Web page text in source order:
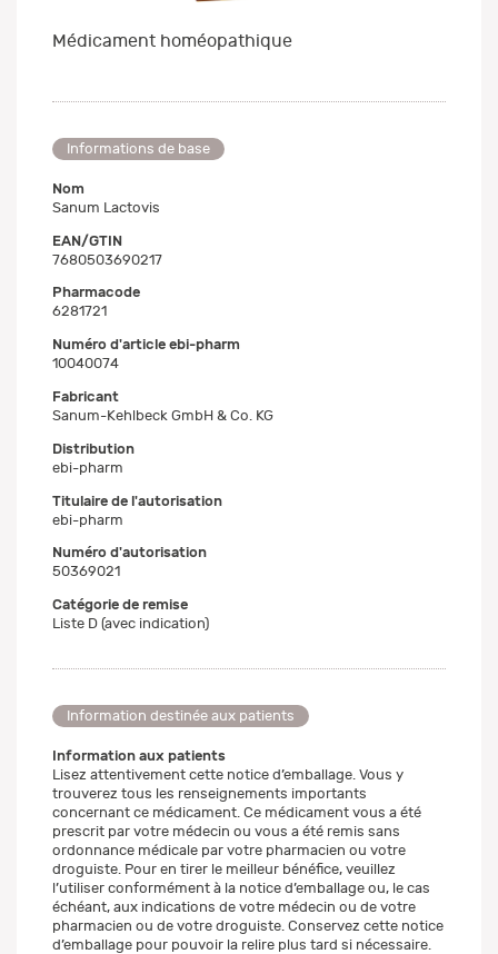
Médicament homéopathique
Informations de base
Nom
Sanum Lactovis
EAN/GTIN
7680503690217
Pharmacode
6281721
Numéro d'article ebi-pharm
10040074
Fabricant
Sanum-Kehlbeck GmbH & Co. KG
Distribution
ebi-pharm
Titulaire de l'autorisation
ebi-pharm
Numéro d'autorisation
50369021
Catégorie de remise
Liste D (avec indication)
Information destinée aux patients
Information aux patients
Lisez attentivement cette notice d’emballage. Vous y
trouverez tous les renseignements importants
concernant ce médicament. Ce médicament vous a été
prescrit par votre médecin ou vous a été remis sans
ordonnance médicale par votre pharmacien ou votre
droguiste. Pour en tirer le meilleur bénéfice, veuillez
l’utiliser conformément à la notice d’emballage ou, le cas
échéant, aux indications de votre médecin ou de votre
pharmacien ou de votre droguiste. Conservez cette notice
d’emballage pour pouvoir la relire plus tard si nécessaire.